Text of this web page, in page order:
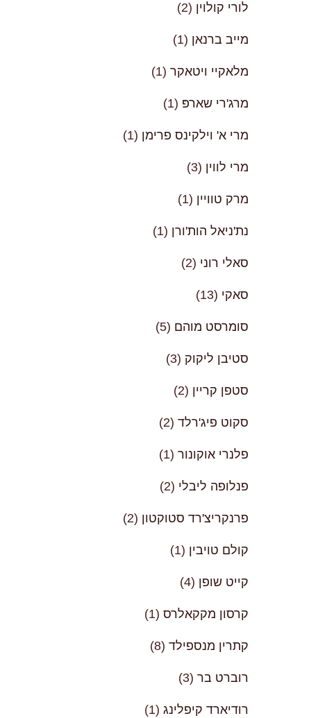
לורי קולוין (2)
מייב ברנאן (1)
מלאקיי ויטאקר (1)
מרג'רי שארפּ (1)
מרי א' וילקינס פרימן (1)
מרי לווין (3)
מרק טוויין (1)
נת'ניאל הות'ורן (1)
סאלי רוני (2)
סאקי (13)
סומרסט מוהם (5)
סטיבן ליקוק (3)
סטפן קריין (2)
סקוט פיג'רלד (2)
פלנרי אוקונור (1)
פנלופה ליבלי (2)
פרנקריצ'רד סטוקטון (2)
קולם טויבין (1)
קייט שופן (4)
קרסון מקקאלרס (1)
קתרין מנספילד (8)
רוברט בר (3)
רודיארד קיפלינג (1)